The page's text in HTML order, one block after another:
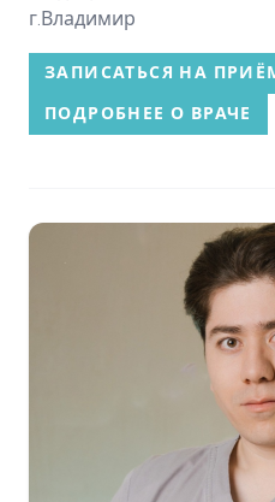
г.Владимир
ЗАПИСАТЬСЯ НА
ПОДРОБНЕЕ О ВРАЧЕ